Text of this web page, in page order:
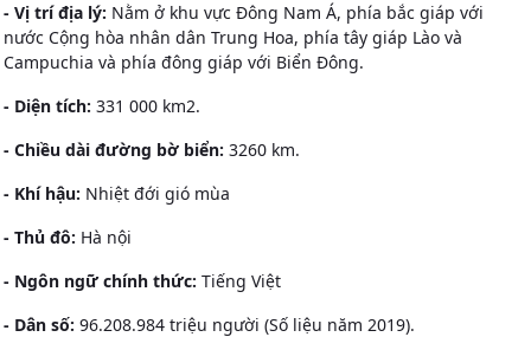
- Vị trí địa lý: Nằm ở khu vực Đông Nam Á, phía bắc giáp với
nước Cộng hòa nhân dân Trung Hoa, phía tây giáp Lào và
Campuchia và phía đông giáp với Biển Đông.
- Diện tích: 331 000 km2.
- Chiều dài đường bờ biển: 3260 km.
- Khí hậu: Nhiệt đới gió mùa
- Thủ đô: Hà nội
- Ngôn ngữ chính thức: Tiếng Việt
- Dân số: 96.208.984 triệu người (Số liệu năm 2019).